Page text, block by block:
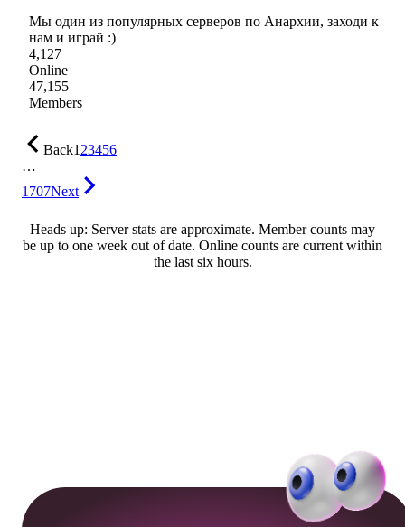
Мы один из популярных серверов по Анархии, заходи к
нам и играй :)
4,127
Online
47,155
Members
Back123456
…
1707Next
Heads up: Server stats are approximate. Member counts may
be up to one week out of date. Online counts are current within
the last six hours.